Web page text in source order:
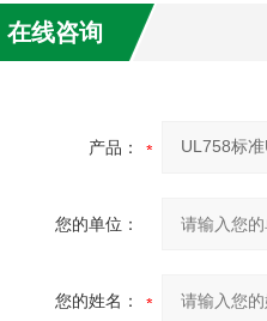
在线咨询
产品：
您的单位：
您的姓名：